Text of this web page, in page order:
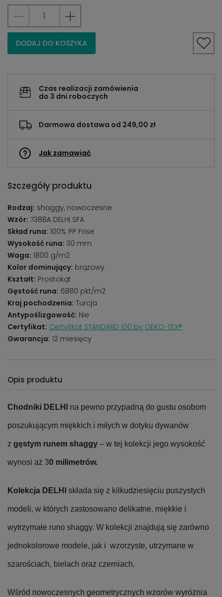
DODAJ DO KOSZYKA
Czas realizacji zamówienia
do 3 dni roboczych
Darmowa dostawa od 249,00 zł
Jak zamawiać
Szczegóły produktu
Rodzaj: shaggy, nowoczesne
Wzór: 7388A DELHI SFA
Skład runa: 100% PP Frise
Wysokość runa: 30 mm
Waga: 1800 g/m2
Kolor dominujący: brązowy
Kształt: Prostokąt
Gęstość runa: 6880 pkt/m2
Kraj pochodzenia: Turcja
Antypoślizgowość: Nie
Certyfikat: Certyfikat STANDARD 100 by OEKO-TEX®
Gwarancja: 12 miesięcy
Opis produktu
Chodniki DELHI na pewno przypadną do gustu osobom
poszukującym miękkich i miłych w dotyku dywanów
z gęstym runem shaggy – w tej kolekcji jego wysokość
wynosi aż 30 milimetrów.
Kolekcja DELHI składa się z kilkudziesięciu puszystych
modeli, w których zastosowano delikatne, miękkie i
wytrzymałe runo shaggy. W kolekcji znajdują się zarówno
jednokolorowe modele, jak i wzorzyste, utrzymane w
szarościach, bielach oraz czerniach.
Wśród nowoczesnych geometrycznych wzorów wyróżnia